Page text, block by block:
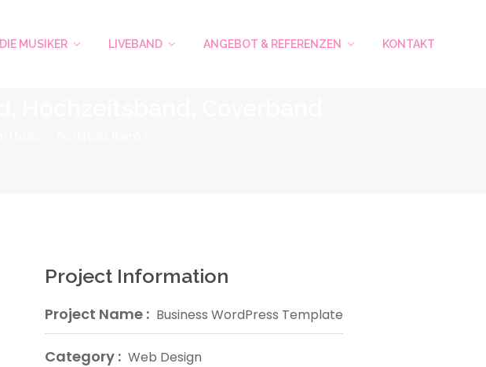
DIE MUSIKER LIVEBAND ANGEBOT & REFERENZEN KONTAKT
Project Information
Project Name : Business WordPress Template
Category : Web Design